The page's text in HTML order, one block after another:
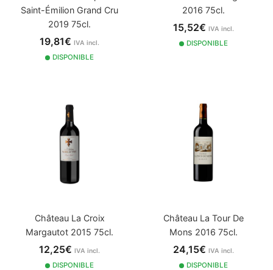
Saint-Émilion Grand Cru
2019 75cl.
19,81€ IVA incl.
DISPONIBLE
2016 75cl.
15,52€ IVA incl.
DISPONIBLE
Château La Croix
Margautot 2015 75cl.
12,25€ IVA incl.
DISPONIBLE
Château La Tour De
Mons 2016 75cl.
24,15€ IVA incl.
DISPONIBLE